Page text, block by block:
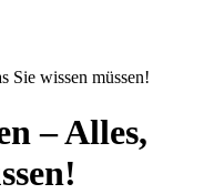
Sie wissen müssen!
– Alles,